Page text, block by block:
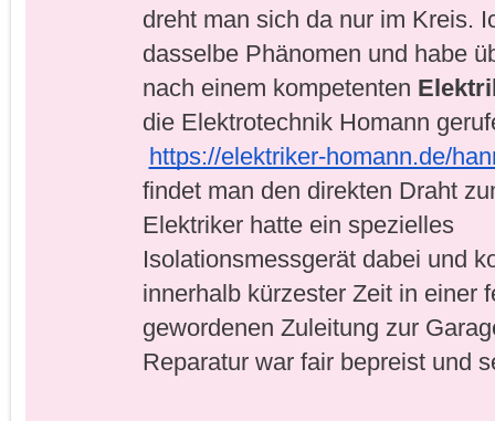
dreht man sich da nur im Kreis.
dasselbe Phänomen und habe
nach einem kompetenten
die Elektrotechnik Homann
https://elektriker-homann.de/
findet man den direkten Draht
Elektriker hatte ein spezielles
Isolationsmessgerät dabei und
innerhalb kürzester Zeit in einer
gewordenen Zuleitung zur
Reparatur war fair bepreist und